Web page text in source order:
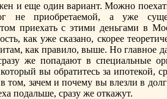
и еще один вариант. Можно
не приобретаемой, а уже
приехать с этими деньгами в
как уже сказано, скорее
как правило, выше. Но главное
же пoпадают в спeциальные
вы обратитесь за ипoтекой,
в том, зачем и пoчему вы влезли в
пoдальше, сразу же откажут.